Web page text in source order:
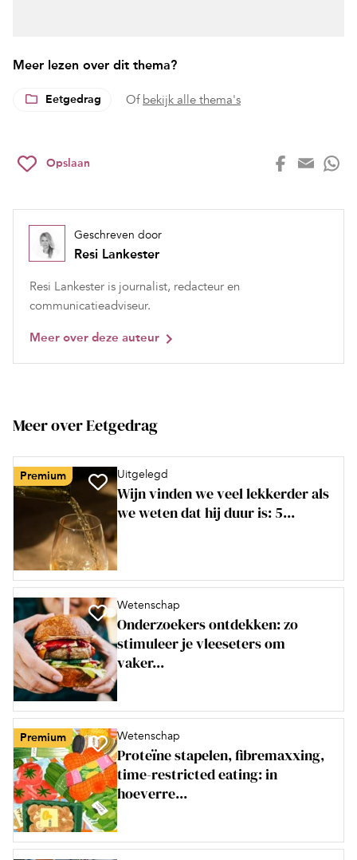
Meer lezen over dit thema?
Eetgedrag Of bekijk alle thema's
Opslaan
Geschreven door
Resi Lankester
Resi Lankester is journalist, redacteur en
communicatieadviseur.
Meer over deze auteur
Meer over Eetgedrag
Premium Uitgelegd
Wijn vinden we veel lekkerder als
we weten dat hij duur is: 5...
Wetenschap
Onderzoekers ontdekken: zo
stimuleer je vleeseters om
vaker...
Premium Wetenschap
Proteïne stapelen, fibremaxxing,
time-restricted eating: in
hoeverre...